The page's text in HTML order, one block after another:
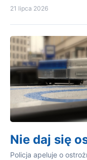
21 lipca 2026
Nie daj się
Policja apeluje o